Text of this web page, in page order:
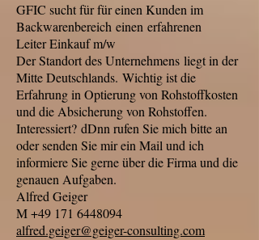
GFIC sucht für für einen Kunden im
Backwarenbereich einen erfahrenen
Leiter Einkauf m/w
Der Standort des Unternehmens liegt in der
Mitte Deutschlands. Wichtig ist die
Erfahrung in Optierung von Rohstoffkosten
und die Absicherung von Rohstoffen.
Interessiert? dDnn rufen Sie mich bitte an
oder senden Sie mir ein Mail und ich
informiere Sie gerne über die Firma und die
genauen Aufgaben.
Alfred Geiger
M +49 171 6448094
alfred.geiger@geiger-consulting.com